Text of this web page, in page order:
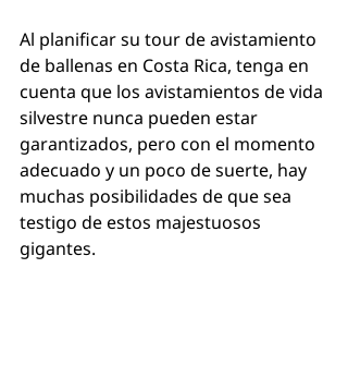
Al planificar su tour de avistamiento
de ballenas en Costa Rica, tenga en
cuenta que los avistamientos de vida
silvestre nunca pueden estar
garantizados, pero con el momento
adecuado y un poco de suerte, hay
muchas posibilidades de que sea
testigo de estos majestuosos
gigantes.